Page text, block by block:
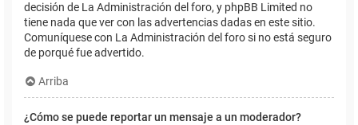
decisión de La Administración del foro, y phpBB Limited no
tiene nada que ver con las advertencias dadas en este sitio.
Comuníquese con La Administración del foro si no está seguro
de porqué fue advertido.
Arriba
¿Cómo se puede reportar un mensaje a un moderador?